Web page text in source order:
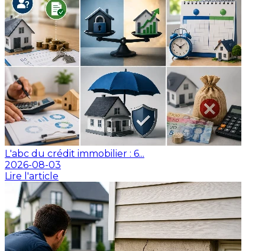
L'abc du crédit immobilier : 6...
2026-08-03
Lire l'article